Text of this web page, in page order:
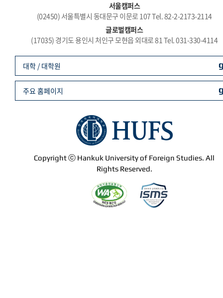
서울캠퍼스
(02450) 서울특별시 동대문구 이문로 107 Tel. 82-2-2173-2114
글로벌캠퍼스
(17035) 경기도 용인시 처인구 모현읍 외대로 81 Tel. 031-330-4114
Copyright ⓒ Hankuk University of Foreign Studies. All
Rights Reserved.
대학 / 대학원
주요 홈페이지